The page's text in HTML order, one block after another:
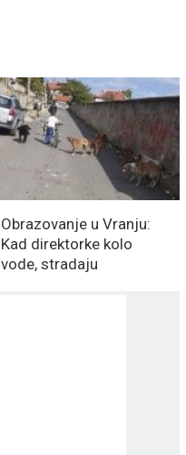
Obrazovanje u Vranju:
Kad direktorke kolo
vode, stradaju